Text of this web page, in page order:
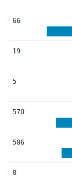
66
19
5
570
506
8